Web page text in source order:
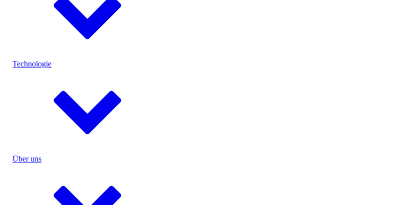
Produktspezifische Prüfanlagen
Ultraschallschweißen
Entwicklung & Konstruktion
Industrie
Ihre Idee, unsere Lösung
Technologie
Über uns